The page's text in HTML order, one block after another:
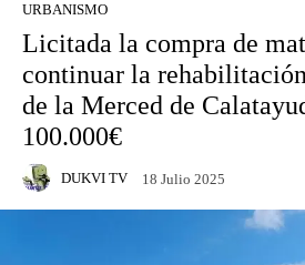
URBANISMO
Licitada la compra de
continuar la
de la Merced de
100.000€
DUKVI TV 18 Julio 2025